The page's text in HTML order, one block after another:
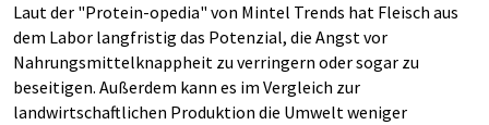
Laut der "Protein-opedia" von Mintel Trends hat Fleisch aus
dem Labor langfristig das Potenzial, die Angst vor
Nahrungsmittelknappheit zu verringern oder sogar zu
beseitigen. Außerdem kann es im Vergleich zur
landwirtschaftlichen Produktion die Umwelt weniger